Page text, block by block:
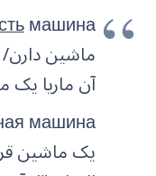
ماشین
آن ماریا
یک ماشین